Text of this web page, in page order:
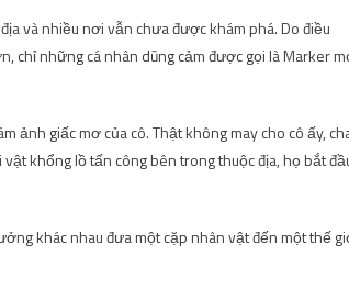
và nhiều nơi vẫn chưa được khám phá. Do điều
chỉ những cá nhân dũng cảm được gọi là Marker
ảnh giấc mơ của cô. Thật không may cho cô ấy,
khổng lồ tấn công bên trong thuộc địa, họ bắt
khác nhau đưa một cặp nhân vật đến một thế